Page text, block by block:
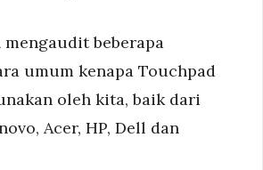
mengaudit beberapa
umum kenapa Touchpad
oleh kita, baik dari
Acer, HP, Dell dan